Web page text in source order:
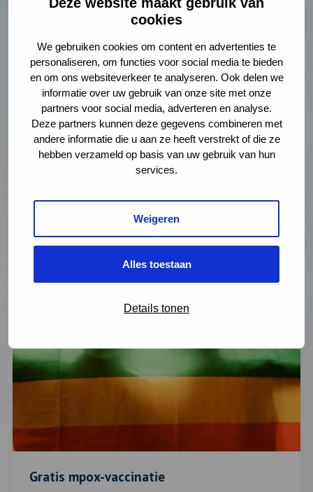
cookies
We gebruiken cookies om content en advertenties te
personaliseren, om functies voor social media te bieden
en om ons websiteverkeer te analyseren. Ook delen we
informatie over uw gebruik van onze site met onze
partners voor social media, adverteren en analyse.
Deze partners kunnen deze gegevens combineren met
andere informatie die u aan ze heeft verstrekt of die ze
hebben verzameld op basis van uw gebruik van hun
services.
Weigeren
Alles toestaan
Details tonen
Een soa-test laten doen
Hoor jij bij onze doelgroep? Dan kun je op afspraak bij
Meer over een soa-test bij het CSG
laten
doen
Gratis mpox-vaccinatie
mpox-
vaccinatie